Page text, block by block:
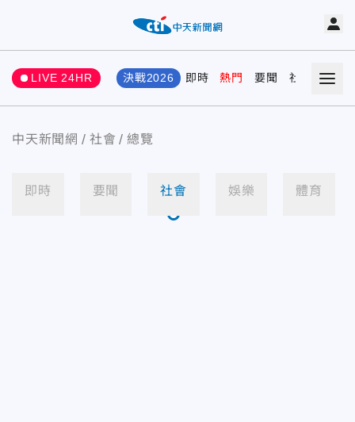
LIVE 24HR 決戰2026 即時 熱門 要聞 社會 娛樂
中天新聞網 社會 總覽
即時 要聞 社會 娛樂 體育